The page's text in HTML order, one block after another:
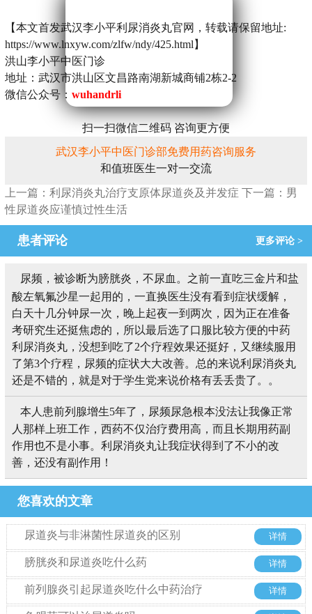
【本文首发武汉李小平利尿消炎丸官网，转载请保留地址:
https://www.lnxyw.com/zlfw/ndy/425.html】
洪山李小平中医门诊
地址：武汉市洪山区文昌路南湖新城商铺2栋2-2
微信公众号： wuhandrli
扫一扫微信二维码 咨询更方便
武汉李小平中医门诊部免费用药咨询服务
和值班医生一对一交流
上一篇：利尿消炎丸治疗支原体尿道炎及并发症 下一篇：男
性尿道炎应谨慎过性生活
患者评论 更多评论 >
尿频，被诊断为膀胱炎，不尿血。之前一直吃三金片和盐
酸左氧氟沙星一起用的，一直换医生没有看到症状缓解，
白天十几分钟尿一次，晚上起夜一到两次，因为正在准备
考研究生还挺焦虑的，所以最后选了口服比较方便的中药
利尿消炎丸，没想到吃了2个疗程效果还挺好，又继续服用
了第3个疗程，尿频的症状大大改善。总的来说利尿消炎丸
还是不错的，就是对于学生党来说价格有丢丢贵了。。
本人患前列腺增生5年了，尿频尿急根本没法让我像正常
人那样上班工作，西药不仅治疗费用高，而且长期用药副
作用也不是小事。利尿消炎丸让我症状得到了不小的改
善，还没有副作用！
您喜欢的文章
尿道炎与非淋菌性尿道炎的区别 详情
膀胱炎和尿道炎吃什么药 详情
前列腺炎引起尿道炎吃什么中药治疗 详情